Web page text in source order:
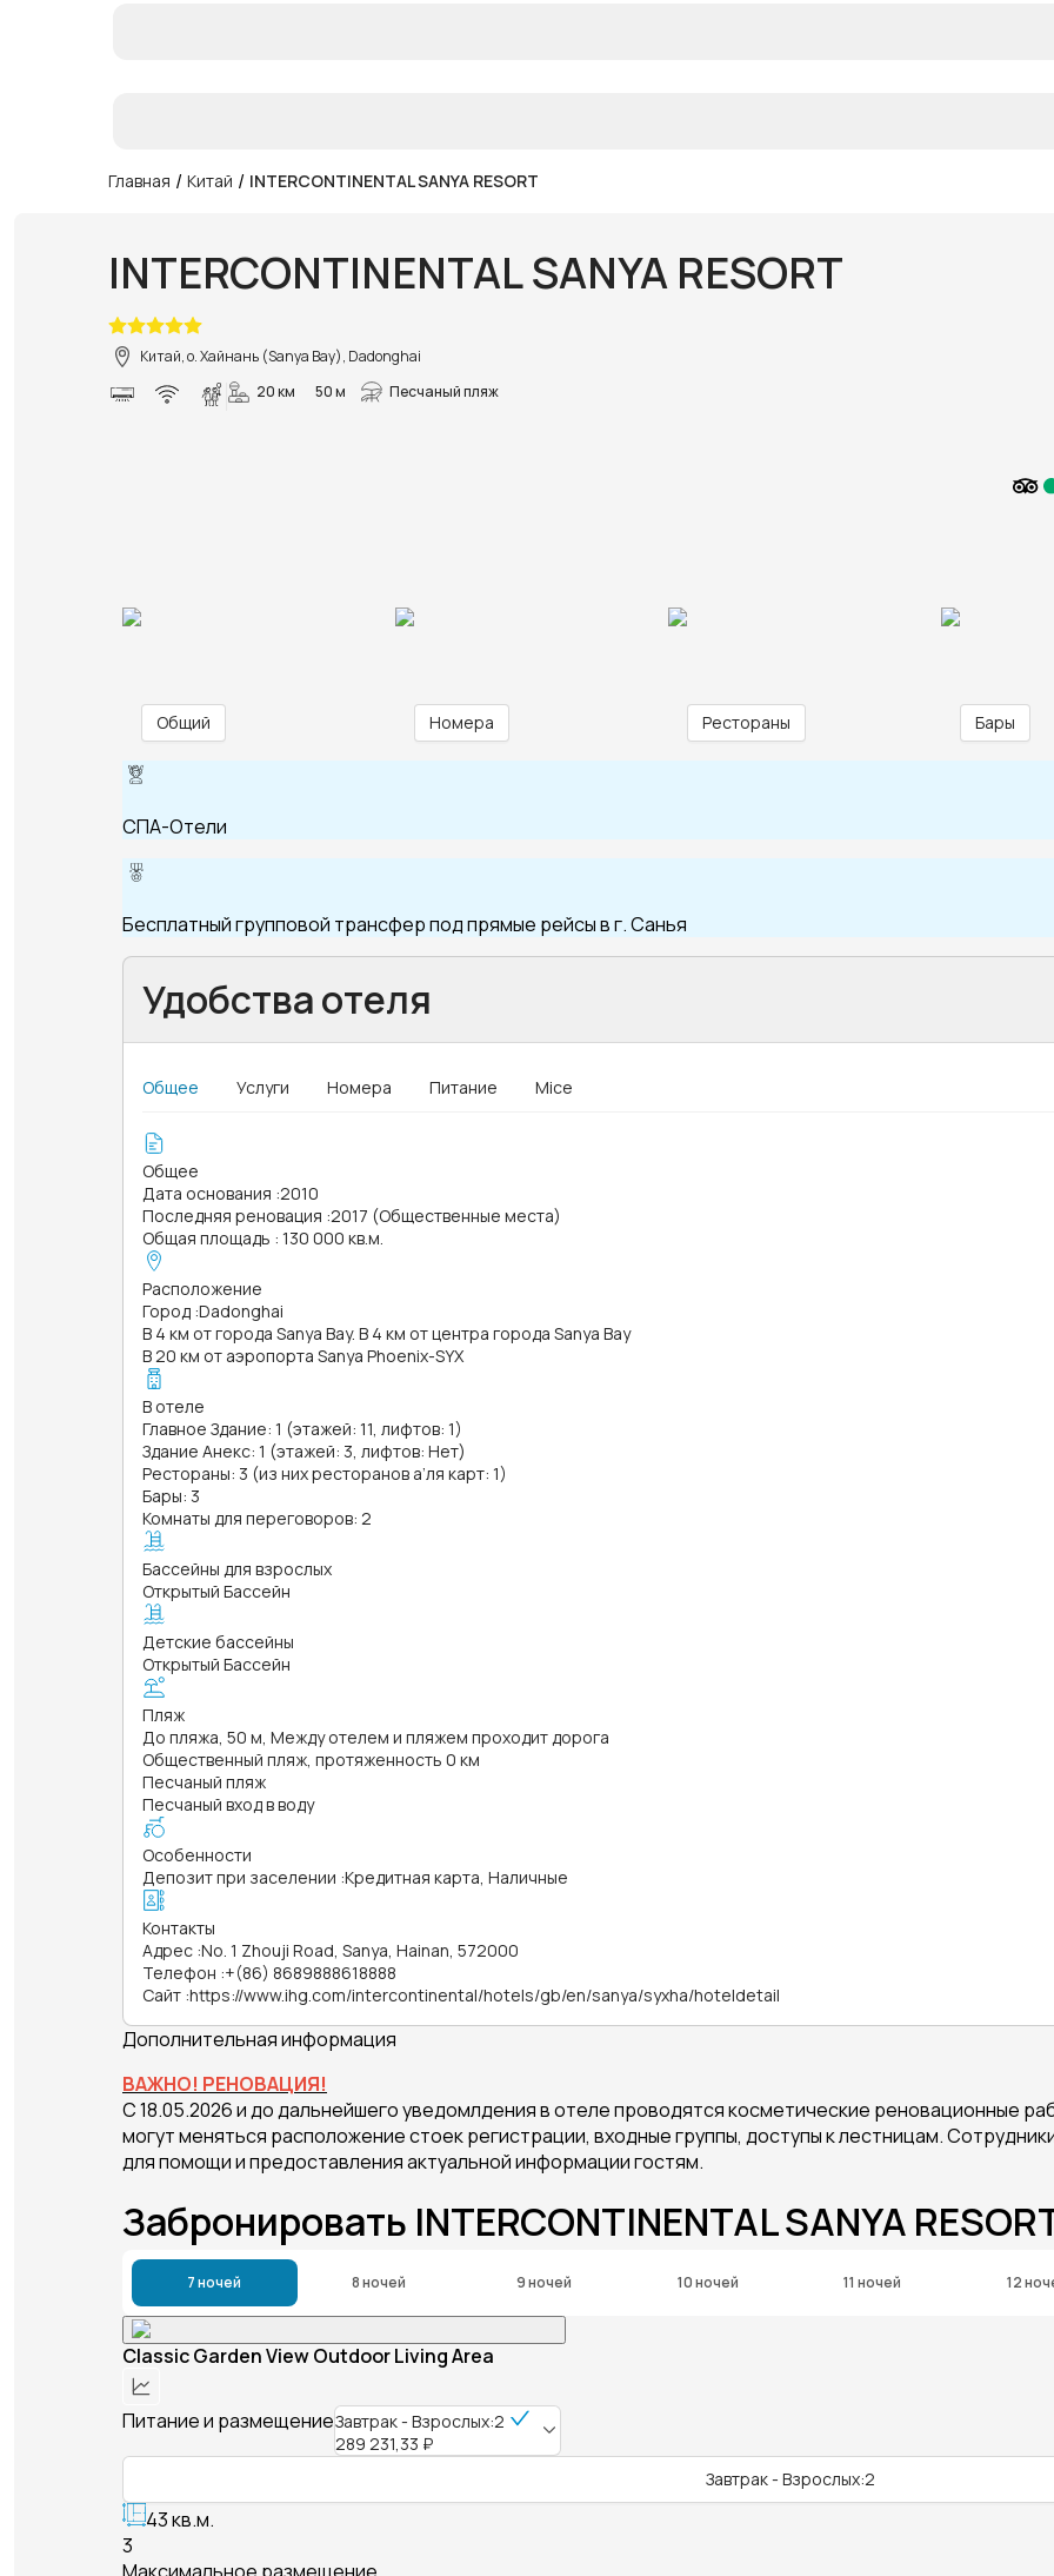
Главная / Китай / INTERCONTINENTAL SANYA RESORT
INTERCONTINENTAL SANYA RESORT
Китай, о. Хайнань (Sanya Bay), Dadonghai
20 км
50 м Песчаный пляж
Общий Номера Рестораны Бары
СПА-Отели
Бесплатный групповой трансфер под прямые рейсы в г. Санья
Удобства отеля
Общее Услуги Номера Питание Mice
Общее
Дата основания :2010
Последняя реновация :2017 (Общественные места)
Общая площадь : 130 000 кв.м.
Расположение
Город :Dadonghai
В 4 км от города Sanya Bay. В 4 км от центра города Sanya Bay
В 20 км от аэропорта Sanya Phoenix-SYX
В отеле
Главное Здание: 1 (этажей: 11, лифтов: 1)
Здание Анекс: 1 (этажей: 3, лифтов: Нет)
Рестораны: 3 (из них ресторанов а’ля карт: 1)
Бары: 3
Комнаты для переговоров: 2
Бассейны для взрослых
Открытый Бассейн
Детские бассейны
Открытый Бассейн
Пляж
До пляжа, 50 м, Между отелем и пляжем проходит дорога
Общественный пляж, протяженность 0 км
Песчаный пляж
Песчаный вход в воду
Особенности
Депозит при заселении :Кредитная карта, Наличные
Контакты
Адрес :No. 1 Zhouji Road, Sanya, Hainan, 572000
Телефон :+(86) 8689888618888
Сайт :https://www.ihg.com/intercontinental/hotels/gb/en/sanya/syxha/hoteldetail
Дополнительная информация
ВАЖНО! РЕНОВАЦИЯ!
С 18.05.2026 и до дальнейшего уведомлдения в отеле проводятся косметические реновационные
могут меняться расположение стоек регистрации, входные группы, доступы к лестницам.
для помощи и предоставления актуальной информации гостям.
Забронировать INTERCONTINENTAL SANYA
7 ночей 8 ночей 9 ночей 10 ночей 11 ночей 12
Classic Garden View Outdoor Living Area
Питание и размещениеЗавтрак - Взрослых:2
289 231,33 ₽
Завтрак - Взрослых:2
43 кв.м.
3